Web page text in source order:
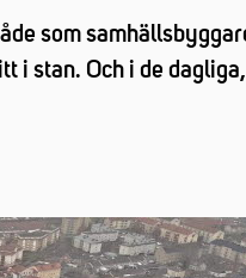
som
i stan. Och i de